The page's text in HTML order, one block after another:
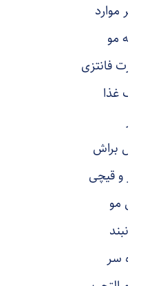
سایر موارد
شانه مو
شورت فانتزی
ظرف غذا
عطر
فیس براش
کاتر و قیچی
کش مو
گردنبند
گیره سر